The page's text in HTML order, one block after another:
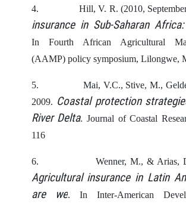
4. Hill, V. R. (2010,
insurance in Sub-Saharan
In Fourth African Agricultural
(AAMP) policy symposium, Lilongwe,
5.
Mai, V.C., Stive, M.,
2009. Coastal protection
River Delta. Journal of Coastal
116
6. Wenner, M., & Arias,
Agricultural insurance in Latin
are we. In Inter-American